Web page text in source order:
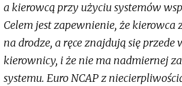
a kierowcą przy użyciu systemów
Celem jest zapewnienie, że kierowca
na drodze, a ręce znajdują się przede
kierownicy, i że nie ma nadmiernej
systemu. Euro NCAP z